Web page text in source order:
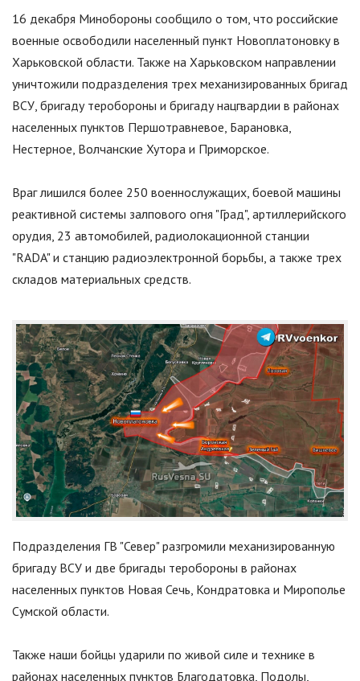
16 декабря Минобороны сообщило о том, что российские
военные освободили населенный пункт Новоплатоновку в
Харьковской области. Также на Харьковском направлении
уничтожили подразделения трех механизированных бригад
ВСУ, бригаду теробороны и бригаду нацгвардии в районах
населенных пунктов Першотравневое, Барановка,
Нестерное, Волчанские Хутора и Приморское.
Враг лишился более 250 военнослужащих, боевой машины
реактивной системы залпового огня "Град", артиллерийского
орудия, 23 автомобилей, радиолокационной станции
"RADA"и станцию радиоэлектронной борьбы, а также трех
складов материальных средств.
Подразделения ГВ "Север"разгромили механизированную
бригаду ВСУ и две бригады теробороны в районах
населенных пунктов Новая Сечь, Кондратовка и Мирополье
Сумской области.
Также наши бойцы ударили по живой силе и технике в
районах населенных пунктов Благодатовка, Подолы,